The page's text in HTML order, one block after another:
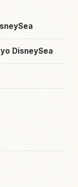
DisneySea